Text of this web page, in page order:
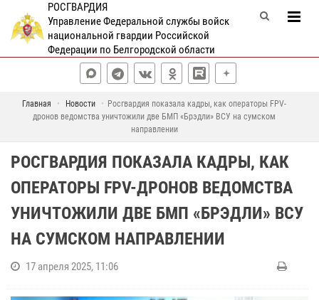
РОСГВАРДИЯ
Управление Федеральной службы войск
национальной гвардии Российской
Федерации по Белгородской области
Главная Новости
Росгвардия показала кадры, как операторы FPV-
дронов ведомства уничтожили две БМП «Брэдли» ВСУ на сумском
направлении
РОСГВАРДИЯ ПОКАЗАЛА КАДРЫ, КАК
ОПЕРАТОРЫ FPV-ДРОНОВ ВЕДОМСТВА
УНИЧТОЖИЛИ ДВЕ БМП «БРЭДЛИ» ВСУ
НА СУМСКОМ НАПРАВЛЕНИИ
17 апреля 2025, 11:06